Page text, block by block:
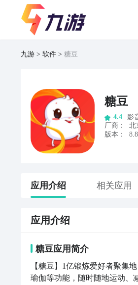
九游 软件 糖豆
糖豆
4.4 影
厂商 ： 北
版本：
应用介绍 相关应用
应用介绍
糖豆应用简介
【糖豆】1亿锻炼爱好者聚集
瑜伽等功能，随时随地运动、